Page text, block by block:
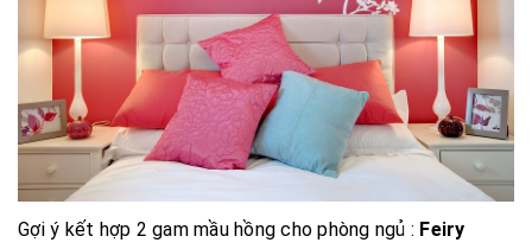
Gợi ý kết hợp 2 gam mầu hồng cho phòng ngủ : Feiry